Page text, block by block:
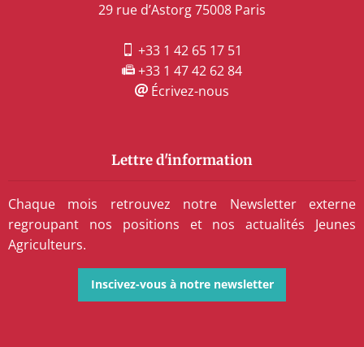
29 rue d’Astorg 75008 Paris
+33 1 42 65 17 51
+33 1 47 42 62 84
Écrivez-nous
Lettre d'information
Chaque mois retrouvez notre Newsletter externe
regroupant nos positions et nos actualités Jeunes
Agriculteurs.
Inscivez-vous à notre newsletter